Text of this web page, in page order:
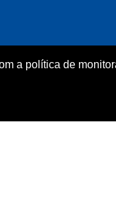
a política de